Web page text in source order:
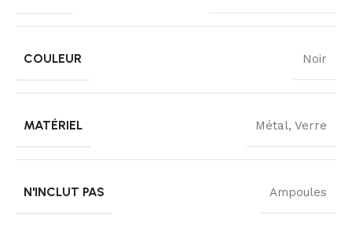
COULEUR Noir
MATÉRIEL Métal, Verre
N'INCLUT PAS Ampoules